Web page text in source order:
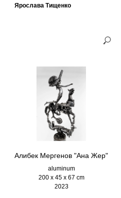
Ярослава Тищенко
Алибек Мергенов "Ана Жер"
aluminum
200 х 45 х 67 cm
2023